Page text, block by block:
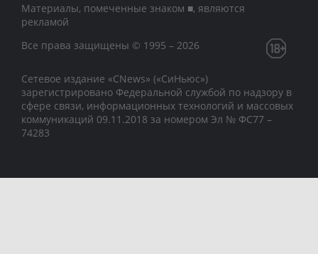
Материалы, помеченные знаком ■, являются
рекламой
Все права защищены © 1995 – 2026
Сетевое издание «CNews» («СиНьюс»)
зарегистрировано Федеральной службой по надзору в
сфере связи, информационных технологий и массовых
коммуникаций 09.11.2018 за номером Эл № ФС77 –
74283